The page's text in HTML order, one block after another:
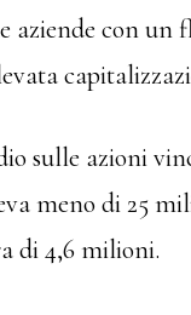
aziende con un
sulle azioni
meno di 25
di 4,6 milioni.